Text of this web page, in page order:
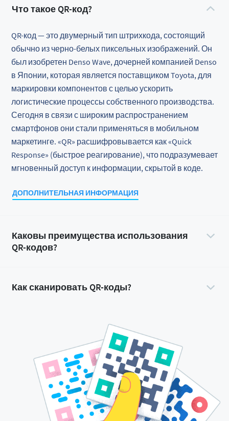
Что такое QR-код?
QR-код — это двумерный тип штрихкода, состоящий
обычно из черно-белых пиксельных изображений. Он
был изобретен Denso Wave, дочерней компанией Denso
в Японии, которая является поставщиком Toyota, для
маркировки компонентов с целью ускорить
логистические процессы собственного производства.
Сегодня в связи с широким распространением
смартфонов они стали применяться в мобильном
маркетинге. «QR» расшифровывается как «Quick
Response» (быстрое реагирование), что подразумевает
мгновенный доступ к информации, скрытой в коде.
ДОПОЛНИТЕЛЬНАЯ ИНФОРМАЦИЯ
Каковы преимущества использования
QR-кодов?
Как сканировать QR-коды?